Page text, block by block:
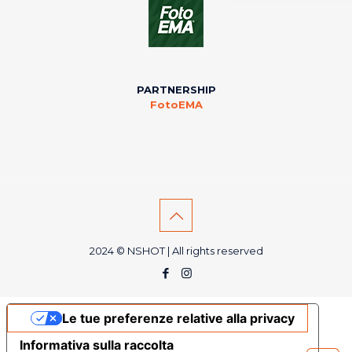
PARTNERSHIP
FotoEMA
2024 © NSHOT | All rights reserved
Informativa sulla raccolta
Le tue preferenze relative alla privacy